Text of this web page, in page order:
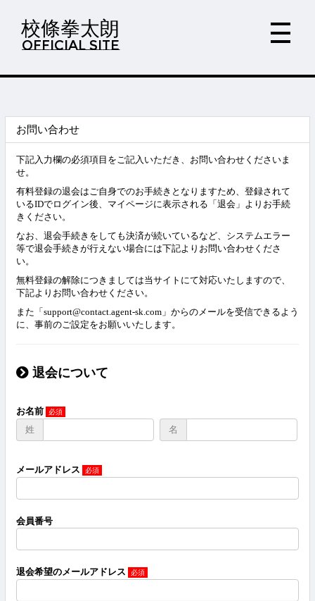
校條拳太朗
OFFICIAL SITE
お問い合わせ
下記入力欄の必須項目をご記入いただき、お問い合わせくださいま
せ。
有料登録の退会はご自身でのお手続きとなりますため、登録されて
いるIDでログイン後、マイページに表示される「退会」よりお手続
きください。
なお、退会手続きをしても決済が続いているなど、システムエラー
等で退会手続きが行えない場合には下記よりお問い合わせくださ
い。
無料登録の解除につきましては当サイトにて対応いたしますので、
下記よりお問い合わせください。
また「support@contact.agent-sk.com」からのメールを受信できるよう
に、事前のご設定をお願いいたします。
退会について
お名前
姓
名
メールアドレス
会員番号
退会希望のメールアドレス